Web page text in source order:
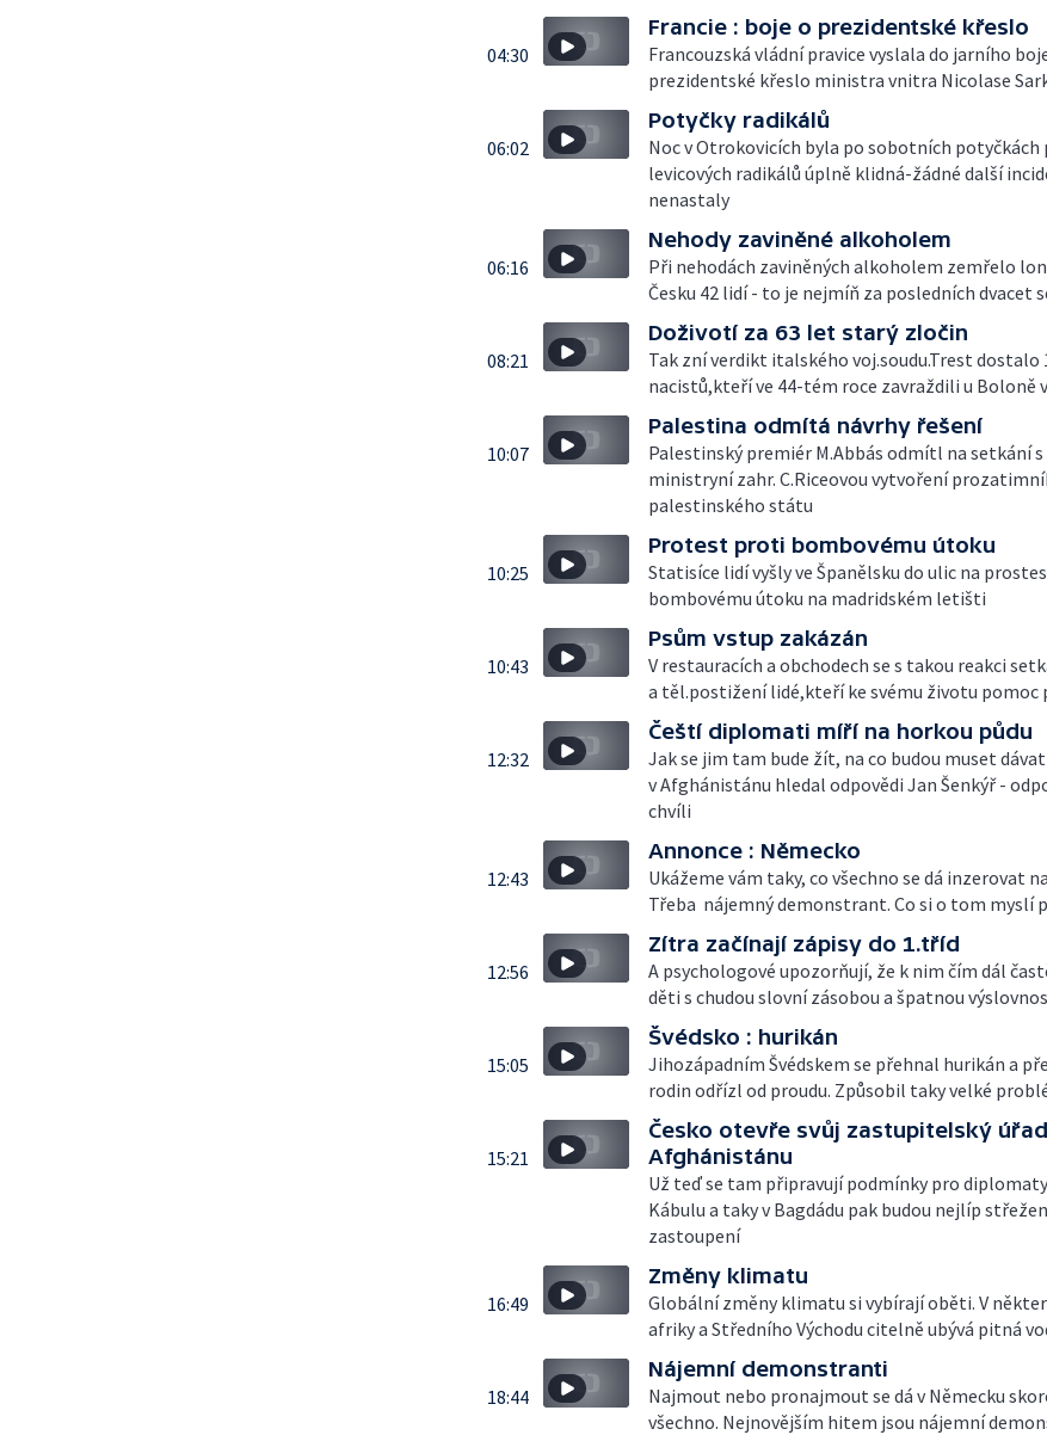
04:30
Francie : boje o prezidentské křeslo
Francouzská vládní pravice vyslala do jarního
prezidentské křeslo ministra vnitra Nicolase
06:02
Potyčky radikálů
Noc v Otrokovicích byla po sobotních potyčkách
levicových radikálů úplně klidná-žádné další
nenastaly
06:16
Nehody zaviněné alkoholem
Při nehodách zaviněných alkoholem zemřelo
Česku 42 lidí - to je nejmíň za posledních dvacet
08:21
Doživotí za 63 let starý zločin
Tak zní verdikt italského voj.soudu.Trest dostalo
nacistů,kteří ve 44-tém roce zavraždili u Boloně
10:07
Palestina odmítá návrhy řešení
Palestinský premiér M.Abbás odmítl na setkání
ministryní zahr. C.Riceovou vytvoření
palestinského státu
10:25
Protest proti bombovému útoku
Statisíce lidí vyšly ve Španělsku do ulic na
bombovému útoku na madridském letišti
10:43
Psům vstup zakázán
V restauracích a obchodech se s takou reakci
a těl.postižení lidé,kteří ke svému životu pomoc
12:32
Čeští diplomati míří na horkou půdu
Jak se jim tam bude žít, na co budou muset
v Afghánistánu hledal odpovědi Jan Šenkýř -
chvíli
12:43
Annonce : Německo
Ukážeme vám taky, co všechno se dá inzerovat
Třeba nájemný demonstrant. Co si o tom myslí
12:56
Zítra začínají zápisy do 1.tříd
A psychologové upozorňují, že k nim čím dál
děti s chudou slovní zásobou a špatnou
15:05
Švédsko : hurikán
Jihozápadním Švédskem se přehnal hurikán a
rodin odřízl od proudu. Způsobil taky velké
15:21
Česko otevře svůj zastupitelský
Afghánistánu
Už teď se tam připravují podmínky pro
Kábulu a taky v Bagdádu pak budou nejlíp
zastoupení
16:49
Změny klimatu
Globální změny klimatu si vybírají oběti. V
afriky a Středního Východu citelně ubývá pitná
18:44
Nájemní demonstranti
Najmout nebo pronajmout se dá v Německu
všechno. Nejnovějším hitem jsou nájemní